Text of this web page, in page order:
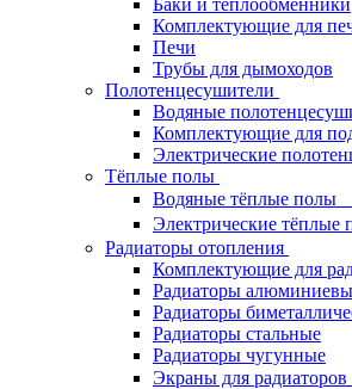
Комплектующие для
Печи
Трубы для дымоходов
Полотенцесушители
Водяные
Комплектующие для
Электрические
Тёплые полы
Водяные тёплые полы
Электрические тёплые
Радиаторы отопления
Комплектующие для
Радиаторы
Радиаторы
Радиаторы стальные
Радиаторы чугунные
Экраны для радиаторов